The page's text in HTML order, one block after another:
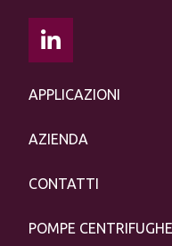
APPLICAZIONI
AZIENDA
CONTATTI
POMPE